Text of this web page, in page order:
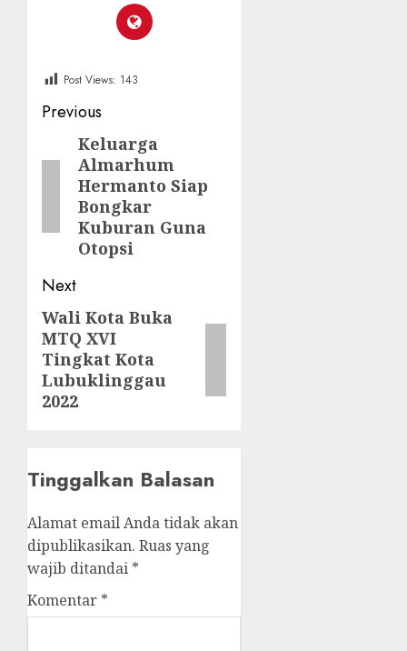
Post Views: 143
Post
navigation
Previous
Previous
post:
Keluarga
Almarhum
Hermanto Siap
Bongkar
Kuburan Guna
Otopsi
Next
Next
post:
Wali Kota Buka
MTQ XVI
Tingkat Kota
Lubuklinggau
2022
Tinggalkan Balasan
Alamat email Anda tidak akan
dipublikasikan. Ruas yang
wajib ditandai *
Komentar *